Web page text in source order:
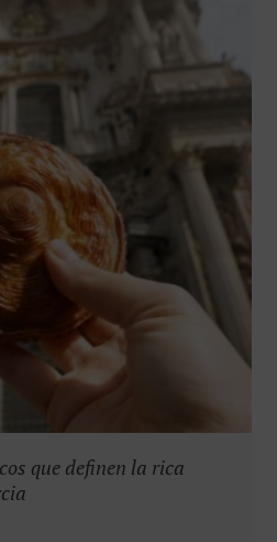
que definen la rica